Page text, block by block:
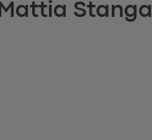
Mattia Stanga